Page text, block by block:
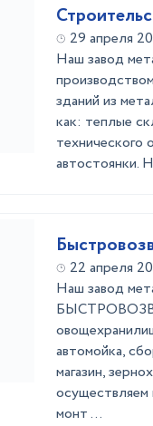
29 апреля
Наш завод
зданий из
как: теплые
технического
автостоянки.
22 апреля
Наш завод
автомойка,
магазин,
осуществляем
монт ...